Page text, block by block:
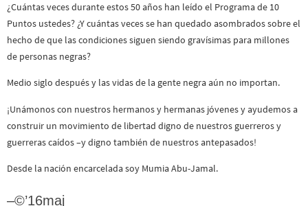
¿Cuántas veces durante estos 50 años han leído el Programa de 10
Puntos ustedes? ¿Y cuántas veces se han quedado asombrados sobre el
hecho de que las condiciones siguen siendo gravísimas para millones
de personas negras?
Medio siglo después y las vidas de la gente negra aún no importan.
¡Unámonos con nuestros hermanos y hermanas jóvenes y ayudemos a
construir un movimiento de libertad digno de nuestros guerreros y
guerreras caídos –y digno también de nuestros antepasados!
Desde la nación encarcelada soy Mumia Abu-Jamal.
–©’16maj